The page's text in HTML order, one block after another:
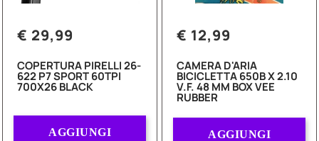
€ 29,99
COPERTURA PIRELLI 26-
622 P7 SPORT 60TPI
700X26 BLACK
AGGIUNGI
€ 12,99
CAMERA D'ARIA
BICICLETTA 650B X 2.10
V.F. 48 MM BOX VEE
RUBBER
AGGIUNGI